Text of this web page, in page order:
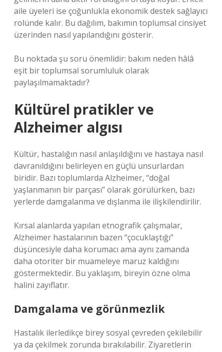
aile üyeleri ise çoğunlukla ekonomik destek sağlayıcı
rolünde kalır. Bu dağılım, bakımın toplumsal cinsiyet
üzerinden nasıl yapılandığını gösterir.
Bu noktada şu soru önemlidir: bakım neden hâlâ
eşit bir toplumsal sorumluluk olarak
paylaşılmamaktadır?
Kültürel pratikler ve
Alzheimer algısı
Kültür, hastalığın nasıl anlaşıldığını ve hastaya nasıl
davranıldığını belirleyen en güçlü unsurlardan
biridir. Bazı toplumlarda Alzheimer, “doğal
yaşlanmanın bir parçası” olarak görülürken, bazı
yerlerde damgalanma ve dışlanma ile ilişkilendirilir.
Kırsal alanlarda yapılan etnografik çalışmalar,
Alzheimer hastalarının bazen “çocuklaştığı”
düşüncesiyle daha korumacı ama aynı zamanda
daha otoriter bir muameleye maruz kaldığını
göstermektedir. Bu yaklaşım, bireyin özne olma
halini zayıflatır.
Damgalama ve görünmezlik
Hastalık ilerledikçe birey sosyal çevreden çekilebilir
ya da çekilmek zorunda bırakılabilir. Ziyaretlerin